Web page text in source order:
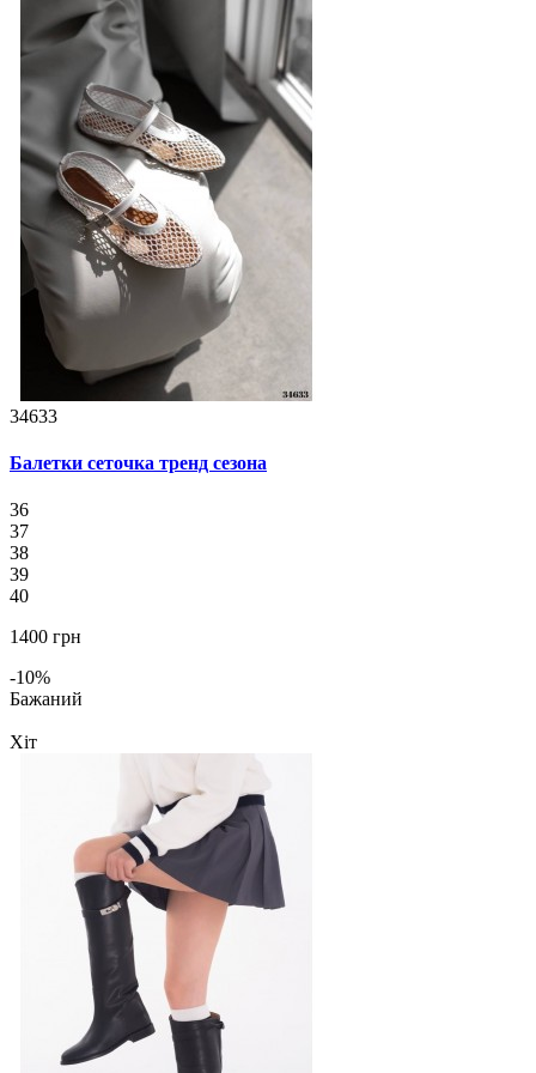
34633
Балетки сеточка тренд сезона
36
37
38
39
40
1400 грн
-10%
Бажаний
Хіт